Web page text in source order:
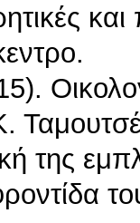
της